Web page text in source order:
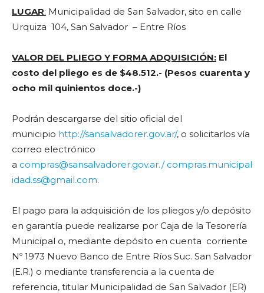
LUGAR: Municipalidad de San Salvador, sito en calle
Urquiza 104, San Salvador – Entre Ríos
VALOR DEL PLIEGO Y FORMA ADQUISICIÓN: El
costo del pliego es de $48.512.- (Pesos cuarenta y
ocho mil quinientos doce.-)
Podrán descargarse del sitio oficial del
municipio http://sansalvadorer.gov.ar/, o solicitarlos vía
correo electrónico
a compras@sansalvadorer.gov.ar./ compras.municipal
idad.ss@gmail.com.
El pago para la adquisición de los pliegos y/o depósito
en garantía puede realizarse por Caja de la Tesorería
Municipal o, mediante depósito en cuenta corriente
Nº 1973 Nuevo Banco de Entre Ríos Suc. San Salvador
(E.R.) o mediante transferencia a la cuenta de
referencia, titular Municipalidad de San Salvador (ER)